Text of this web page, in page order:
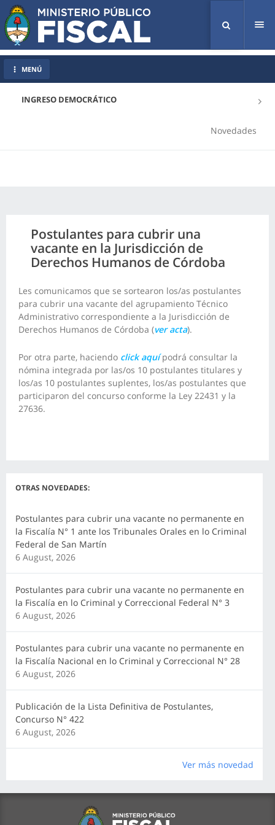
INGRESO DEMOCRÁTICO
Novedades
MENÚ
Postulantes para cubrir una
vacante en la Jurisdicción de
Derechos Humanos de Córdoba
Les comunicamos que se sortearon los/as postulantes
para cubrir una vacante del agrupamiento Técnico
Administrativo correspondiente a la Jurisdicción de
Derechos Humanos de Córdoba (ver acta).
Por otra parte, haciendo click aquí podrá consultar la
nómina integrada por las/os 10 postulantes titulares y
los/as 10 postulantes suplentes, los/as postulantes que
participaron del concurso conforme la Ley 22431 y la
27636.
OTRAS NOVEDADES:
Postulantes para cubrir una vacante no permanente en
la Fiscalía N° 1 ante los Tribunales Orales en lo Criminal
Federal de San Martín
6 August, 2026
Postulantes para cubrir una vacante no permanente en
la Fiscalía en lo Criminal y Correccional Federal N° 3
6 August, 2026
Postulantes para cubrir una vacante no permanente en
la Fiscalía Nacional en lo Criminal y Correccional N° 28
6 August, 2026
Publicación de la Lista Definitiva de Postulantes,
Concurso N° 422
6 August, 2026
Ver más novedad